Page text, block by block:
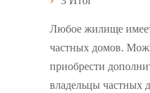
Любое жилище
частных домов.
приобрести
владельцы частных